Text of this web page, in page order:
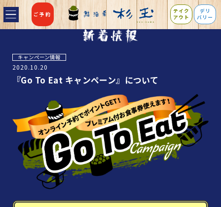
ご予約
テイク
アウト
デリ
バリー
キャンペーン情報
2020.10.20
『Go To Eat キャンペーン』について